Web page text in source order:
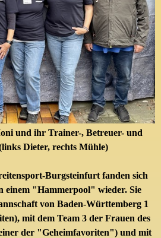
und ihr Trainer-, Betreuer- und
Dieter, rechts Mühle)
Burgsteinfurt fanden sich
einem "Hammerpool" wieder. Sie
von Baden-Württemberg 1
mit dem Team 3 der Frauen des
der "Geheimfavoriten") und mit